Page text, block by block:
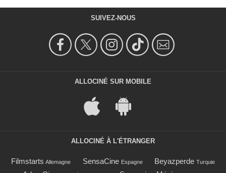
SUIVEZ-NOUS
ALLOCINÉ SUR MOBILE
ALLOCINÉ À L'ÉTRANGER
Filmstarts Allemagne SensaCine Espagne Beyazperde Turquie